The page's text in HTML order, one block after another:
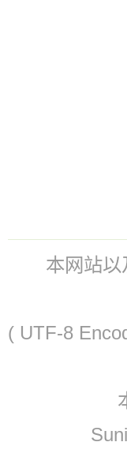
本网站
( UTF-8